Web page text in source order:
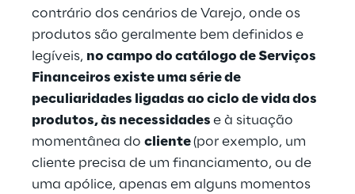
contrário dos cenários de Varejo, onde os
produtos são geralmente bem definidos e
legíveis, no campo do catálogo de Serviços
Financeiros existe uma série de
peculiaridades ligadas ao ciclo de vida dos
produtos, às necessidades e à situação
momentânea do cliente(por exemplo, um
cliente precisa de um financiamento, ou de
uma apólice, apenas em alguns momentos